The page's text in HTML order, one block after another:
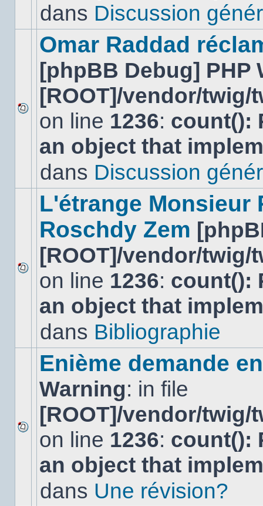
dansdans Discussion
Aucun
nouveau
message
non-
dans
Omar Raddad
[phpBB Debug] PHP
[ROOT]/vendor/
on line 1236: count():
an object that
dans Discussion
Aucun
nouveau
message
non-
dans
L'étrange Monsieur
Roschdy Zem
[ROOT]/vendor/
on line 1236: count():
an object that
dans Bibliographie
Aucun
nouveau
message
non-
dans
Enième demande
Warning: in file
[ROOT]/vendor/
on line 1236: count():
an object that
dans Une révision?